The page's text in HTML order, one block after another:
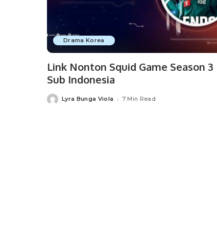
Drama Korea
Link Nonton Squid Game Season 3
Sub Indonesia
PostedLyra Bunga Viola 7 Min Read